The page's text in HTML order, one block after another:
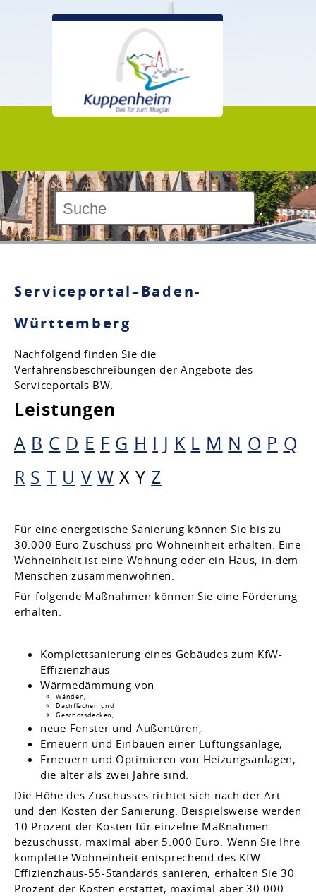
Serviceportal–Baden-
Württemberg
Nachfolgend finden Sie die
Verfahrensbeschreibungen der Angebote des
Serviceportals BW.
Leistungen
A B C D E F G H I J K L M N O P Q
R S T U V W X Y Z
Für eine energetische Sanierung können Sie bis zu
30.000 Euro Zuschuss pro Wohneinheit erhalten. Eine
Wohneinheit ist eine Wohnung oder ein Haus, in dem
Menschen zusammenwohnen.
Für folgende Maßnahmen können Sie eine Förderung
erhalten:
Komplettsanierung eines Gebäudes zum KfW-
Effizienzhaus
Wärmedämmung von
Wänden,
Dachflächen und
Geschossdecken,
neue Fenster und Außentüren,
Erneuern und Einbauen einer Lüftungsanlage,
Erneuern und Optimieren von Heizungsanlagen,
die älter als zwei Jahre sind.
Die Höhe des Zuschusses richtet sich nach der Art
und den Kosten der Sanierung. Beispielsweise werden
10 Prozent der Kosten für einzelne Maßnahmen
bezuschusst, maximal aber 5.000 Euro. Wenn Sie Ihre
komplette Wohneinheit entsprechend des KfW-
Effizienzhaus-55-Standards sanieren, erhalten Sie 30
Prozent der Kosten erstattet, maximal aber 30.000